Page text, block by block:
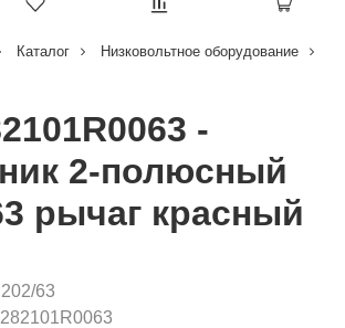
Каталог Низковольтное оборудование
-
2-полюсный
рычаг красный
63